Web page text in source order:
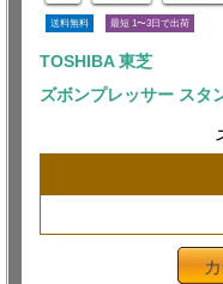
送料無料 最短 1〜3日で出荷
TOSHIBA 東芝
ズボンプレッサー スタ